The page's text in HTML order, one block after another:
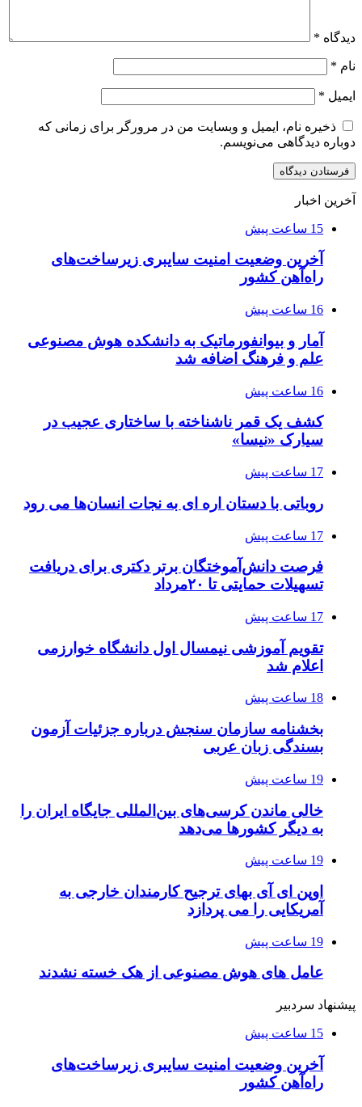
دیدگاه *
نام *
ایمیل *
ذخیره نام، ایمیل و وبسایت من در مرورگر برای زمانی که
دوباره دیدگاهی می‌نویسم.
آخرین اخبار
15 ساعت پیش
آخرین وضعیت امنیت سایبری زیرساخت‌های
راه‌آهن کشور
16 ساعت پیش
آمار و بیوانفورماتیک به دانشکده هوش مصنوعی
علم و فرهنگ اضافه شد
16 ساعت پیش
کشف یک قمر ناشناخته با ساختاری عجیب در
سیارک «نیسا»
17 ساعت پیش
روباتی با دستان اره ای به نجات انسان‌ها می رود
17 ساعت پیش
فرصت دانش‌آموختگان برتر دکتری‌ برای دریافت
تسهیلات حمایتی تا ۲۰مرداد
17 ساعت پیش
تقویم آموزشی نیمسال اول دانشگاه خوارزمی
اعلام شد
18 ساعت پیش
بخشنامه سازمان سنجش درباره جزئیات آزمون
بسندگی زبان عربی
19 ساعت پیش
خالی ماندن کرسی‌های بین‌المللی جایگاه ایران را
به دیگر کشورها می‌دهد
19 ساعت پیش
اوپن ای آی بهای ترجیح کارمندان خارجی به
آمریکایی را می پردازد
19 ساعت پیش
عامل های هوش مصنوعی از هک خسته نشدند
پیشنهاد سردبیر
15 ساعت پیش
آخرین وضعیت امنیت سایبری زیرساخت‌های
راه‌آهن کشور